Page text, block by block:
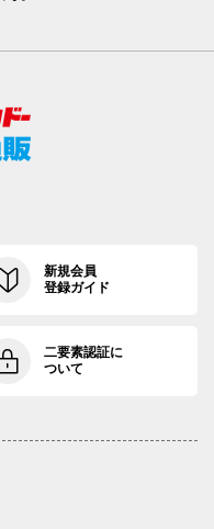
新規会員
登録ガイド
二要素認証に
ついて